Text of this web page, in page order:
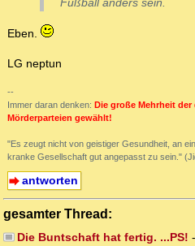
Fußball anders sein.
Eben.
LG neptun
--
Immer daran denken: Die große Mehrheit
Mörderparteien gewählt!
"Es zeugt nicht von geistiger Gesundheit, an
kranke Gesellschaft gut angepasst zu sein."
antworten
gesamter Thread:
Die Buntschaft hat fertig. ...PS! -